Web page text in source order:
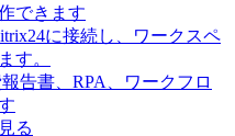
できます
に接続し、ワークスペ
す。
告書、RPA、ワークフロ
る